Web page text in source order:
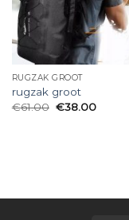
RUGZAK GROOT
rugzak groot
€61.00 €38.00